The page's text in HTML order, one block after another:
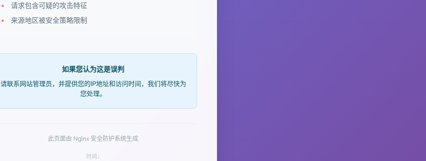
请求包含可疑的攻击特征
来源地区被安全策略限制
如果您认为这是误判
请联系网站管理员，并提供您的IP地址和访问时间，我们将尽快为
您处理。
此页面由 Nginx 安全防护系统生成
时间: